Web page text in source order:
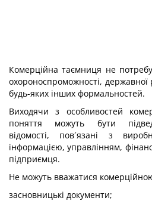
Комерційна таємниця не
охороноспроможності, державної
будь-яких інших формальностей.
Виходячи з особливостей
поняття можуть бути
відомості, пов´язані з
інформацією, управлінням,
підприємця.
Не можуть вважатися
засновницькі документи;